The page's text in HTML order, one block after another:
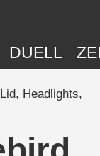
DUELL
Headlights,